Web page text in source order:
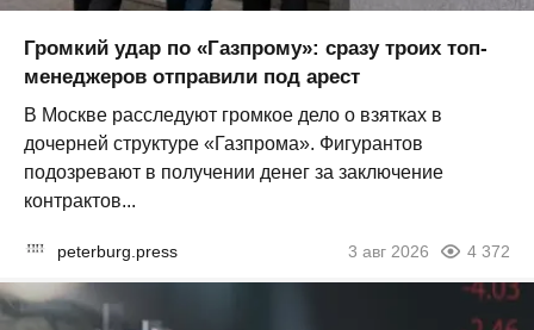
Громкий удар по «Газпрому»: сразу троих топ-
менеджеров отправили под арест
В Москве расследуют громкое дело о взятках в
дочерней структуре «Газпрома». Фигурантов
подозревают в получении денег за заключение
контрактов...
peterburg.press 3 авг 2026 4 372